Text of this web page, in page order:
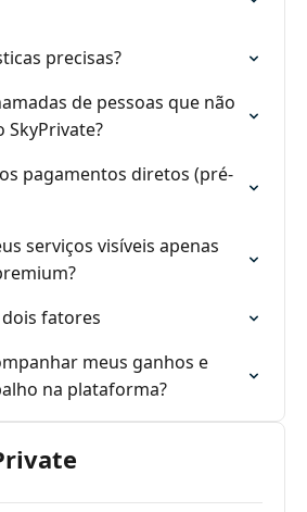
precisas?
de pessoas que não
pagamentos diretos (pré-
serviços visíveis apenas
fatores
meus ganhos e
na plataforma?